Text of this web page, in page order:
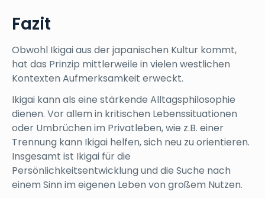
Fazit
Obwohl Ikigai aus der japanischen Kultur kommt,
hat das Prinzip mittlerweile in vielen westlichen
Kontexten Aufmerksamkeit erweckt.
Ikigai kann als eine stärkende Alltagsphilosophie
dienen. Vor allem in kritischen Lebenssituationen
oder Umbrüchen im Privatleben, wie z.B. einer
Trennung kann Ikigai helfen, sich neu zu orientieren.
Insgesamt ist Ikigai für die
Persönlichkeitsentwicklung und die Suche nach
einem Sinn im eigenen Leben von großem Nutzen.